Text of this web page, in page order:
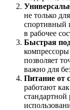
не только
спортивный
в рабочее
Быстрая
позволяет
важно для
Питание от
работают
стандартной